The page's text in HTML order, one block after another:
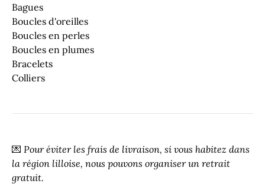
Bagues
Boucles d'oreilles
Boucles en perles
Boucles en plumes
Bracelets
Colliers
💌 Pour éviter les frais de livraison, si vous habitez dans
la région lilloise, nous pouvons organiser un retrait
gratuit.